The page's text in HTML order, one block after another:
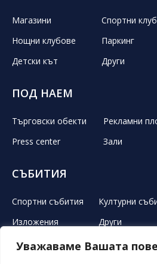
Уважаваме Вашата
Магазини Спортни
Нощни клубове
Паркинг
Детски кът
Други
ПОД НАЕМ
Търговски обекти Рекламни
Press center
Зали
СЪБИТИЯ
Спортни събития Културни
Изложения
Други